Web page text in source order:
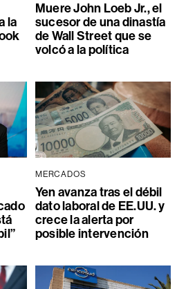
la
Muere John Loeb Jr., el
sucesor de una dinastía
de Wall Street que se
volcó a la política
MERCADOS
Yen avanza tras el débil
dato laboral de EE.UU. y
crece la alerta por
posible intervención